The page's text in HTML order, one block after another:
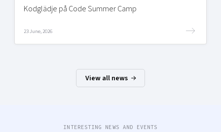
Kodglädje på Code Summer Camp
23 June, 2026
View all news
INTERESTING NEWS AND EVENTS